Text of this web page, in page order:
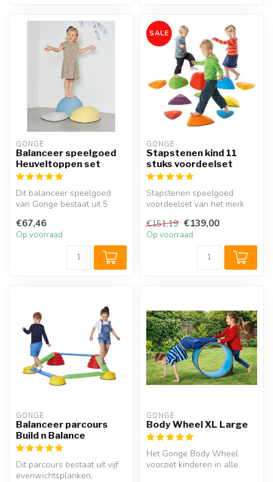
GONGE
Balanceer speelgoed
Heuveltoppen set
Dit balanceer speelgoed
van Gonge bestaat uit 5
zijn...
€67,46
Op voorraad
SALE
GONGE
Stapstenen kind 11
stuks voordeelset
Stapstenen speelgoed
voordeelset van het merk
stenen waar...
€151,19 €139,00
Op voorraad
GONGE
Balanceer parcours
Build n Balance
Dit parcours bestaat uit vijf
evenwichtsplanken,
GONGE
Body Wheel XL Large
Het Gonge Body Wheel
voorziet kinderen in alle